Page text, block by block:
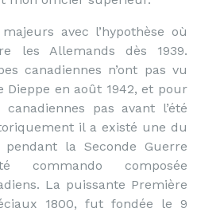
avec l’hypothèse où
les Allemands dès 1939.
canadiennes n’ont pas vu
Dieppe en août 1942, et pour
pas avant l’été
il a existé une du
la Seconde Guerre
commando composée
La puissante Première
1800, fut fondée le 9